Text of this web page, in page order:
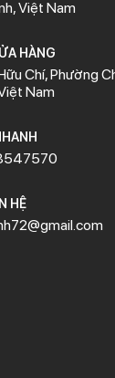
Việt Nam
HÀNG
Chí, Phường
Nam
HỆ